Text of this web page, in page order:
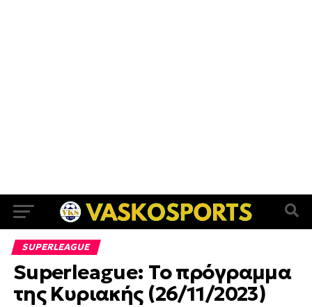
SUPERLEAGUE
Superleague: Το πρόγραμμα
της Κυριακής (26/11/2023)